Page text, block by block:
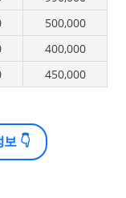
500,000
400,000
450,000
👇